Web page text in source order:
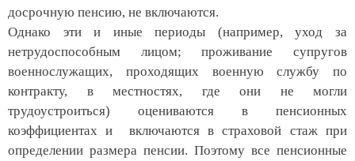
досрочную пенсию, не включаются.
Однако эти и иные периоды (например, уход за
нетрудоспособным лицом; проживание супругов
военнослужащих, проходящих военную службу по
контракту, в местностях, где они не могли
трудоустроиться) оцениваются в пенсионных
коэффициентах и включаются в страховой стаж при
определении размера пенсии. Поэтому все пенсионные